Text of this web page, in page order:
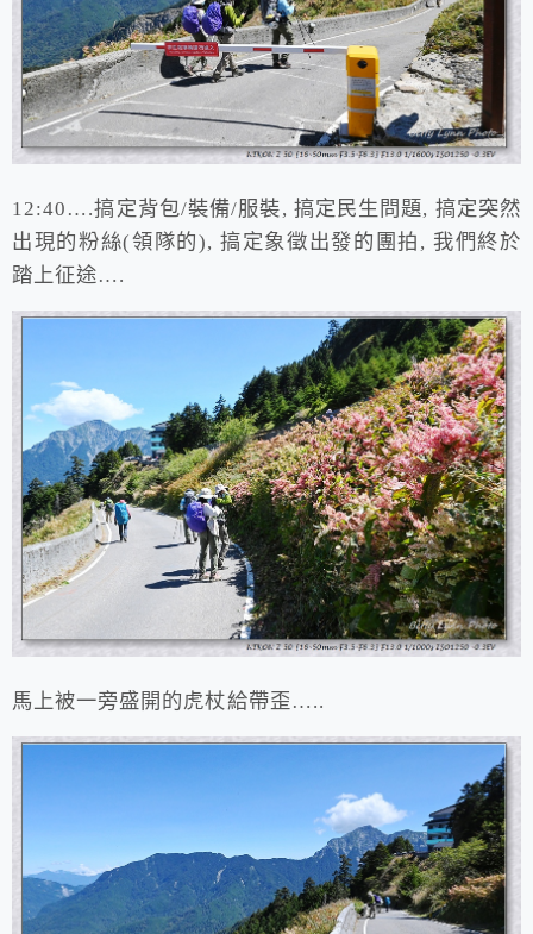
12:40….搞定背包/裝備/服裝, 搞定民生問題, 搞定突然
出現的粉絲(領隊的), 搞定象徵出發的團拍, 我們終於
踏上征途….
馬上被一旁盛開的虎杖給帶歪…..